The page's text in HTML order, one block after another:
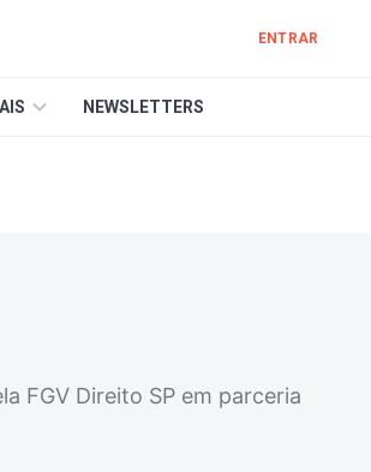
ENTRAR
NEWSLETTERS
FGV Direito SP em parceria